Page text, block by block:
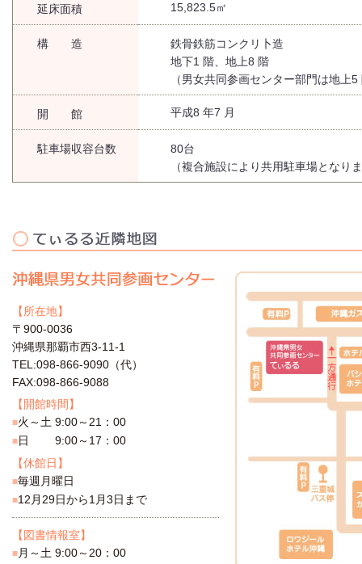
延床面積 15,823.5㎡
構 造
鉄骨鉄筋コンクリ卜造
地下1 階、地上8 階
（男女共同参画センター部門は地上
開 館 平成8 年7 月
駐車場収容台数
80台
（複合施設により共用駐車場となり
【所在地】
〒900-0036
沖縄県那覇市西3-11-1
TEL:098-866-9090（代）
FAX:098-866-9088
【開館時間】
■火～土 9:00～21：00
■日 9:00～17：00
【休館日】
■毎週月曜日
■12月29日から1月3日まで
【図書情報室】
■ 月～土 9:00～20：00